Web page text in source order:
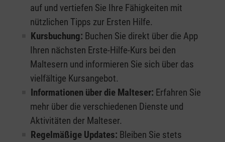
auf und vertiefen Sie Ihre Fähigkeiten mit
nützlichen Tipps zur Ersten Hilfe.
Kursbuchung: Buchen Sie direkt über die App
Ihren nächsten Erste-Hilfe-Kurs bei den
Maltesern und informieren Sie sich über das
vielfältige Kursangebot.
Informationen über die Malteser: Erfahren Sie
mehr über die verschiedenen Dienste und
Aktivitäten der Malteser.
Regelmäßige Updates: Bleiben Sie stets